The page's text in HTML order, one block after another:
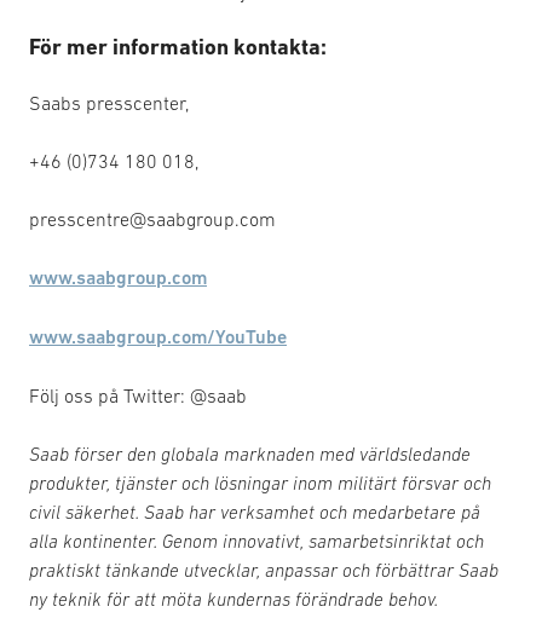
För mer information kontakta:
Saabs presscenter,
+46 (0)734 180 018,
presscentre@saabgroup.com
www.saabgroup.com
www.saabgroup.com/YouTube
Följ oss på Twitter: @saab
Saab förser den globala marknaden med världsledande
produkter, tjänster och lösningar inom militärt försvar och
civil säkerhet. Saab har verksamhet och medarbetare på
alla kontinenter. Genom innovativt, samarbetsinriktat och
praktiskt tänkande utvecklar, anpassar och förbättrar Saab
ny teknik för att möta kundernas förändrade behov.